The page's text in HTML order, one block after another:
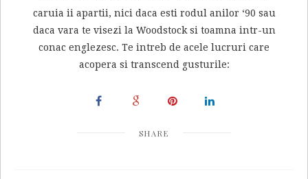
caruia ii apartii, nici daca esti rodul anilor ‘90 sau
daca vara te visezi la Woodstock si toamna intr-un
conac englezesc. Te intreb de acele lucruri care
acopera si transcend gusturile:
SHARE